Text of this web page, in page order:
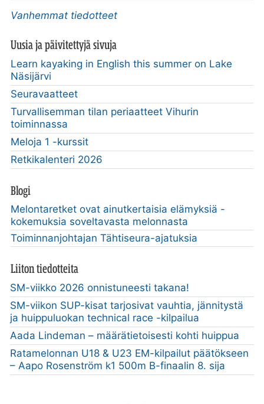
Vanhemmat tiedotteet
Uusia ja päivitettyjä sivuja
Learn kayaking in English this summer on Lake
Näsijärvi
Seuravaatteet
Turvallisemman tilan periaatteet Vihurin
toiminnassa
Meloja 1 -kurssit
Retkikalenteri 2026
Blogi
Melontaretket ovat ainutkertaisia elämyksiä -
kokemuksia soveltavasta melonnasta
Toiminnanjohtajan Tähtiseura-ajatuksia
Liiton tiedotteita
SM-viikko 2026 onnistuneesti takana!
SM-viikon SUP-kisat tarjosivat vauhtia, jännitystä
ja huippuluokan technical race -kilpailua
Aada Lindeman – määrätietoisesti kohti huippua
Ratamelonnan U18 & U23 EM-kilpailut päätökseen
– Aapo Rosenström k1 500m B-finaalin 8. sija